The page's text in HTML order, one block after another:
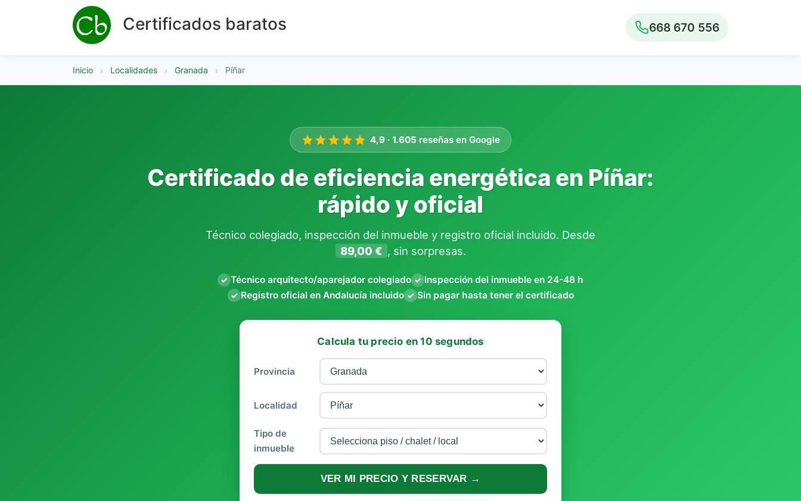
Certificados baratos 668 670 556
Inicio › Localidades › Granada › Píñar
4,9 · 1.605 reseñas en Google
Certificado de eficiencia energética en Píñar:
rápido y oficial
Técnico colegiado, inspección del inmueble y registro oficial incluido. Desde
89,00 € , sin sorpresas.
✓ Técnico arquitecto/aparejador colegiado ✓ Inspección del inmueble en 24-48 h
✓ Registro oficial en Andalucía incluido ✓ Sin pagar hasta tener el certificado
Calcula tu precio en 10 segundos
Provincia
Localidad
Tipo de
inmueble
VER MI PRECIO Y RESERVAR →